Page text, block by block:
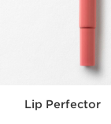
Lip Perfector